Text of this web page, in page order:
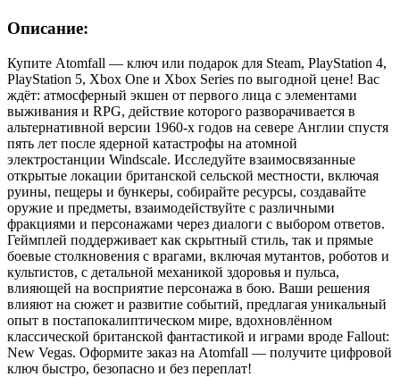
Описание:
Купите Atomfall — ключ или подарок для Steam, PlayStation 4,
PlayStation 5, Xbox One и Xbox Series по выгодной цене! Вас
ждёт: атмосферный экшен от первого лица с элементами
выживания и RPG, действие которого разворачивается в
альтернативной версии 1960-х годов на севере Англии спустя
пять лет после ядерной катастрофы на атомной
электростанции Windscale. Исследуйте взаимосвязанные
открытые локации британской сельской местности, включая
руины, пещеры и бункеры, собирайте ресурсы, создавайте
оружие и предметы, взаимодействуйте с различными
фракциями и персонажами через диалоги с выбором ответов.
Геймплей поддерживает как скрытный стиль, так и прямые
боевые столкновения с врагами, включая мутантов, роботов и
культистов, с детальной механикой здоровья и пульса,
влияющей на восприятие персонажа в бою. Ваши решения
влияют на сюжет и развитие событий, предлагая уникальный
опыт в постапокалиптическом мире, вдохновлённом
классической британской фантастикой и играми вроде Fallout:
New Vegas. Оформите заказ на Atomfall — получите цифровой
ключ быстро, безопасно и без переплат!